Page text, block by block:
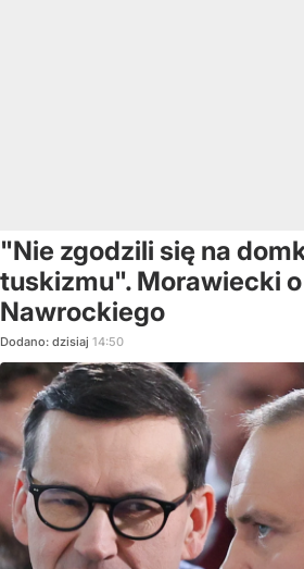
"Nie zgodzili się na
tuskizmu". Morawiecki
Nawrockiego
Dodano: dzisiaj 14:50